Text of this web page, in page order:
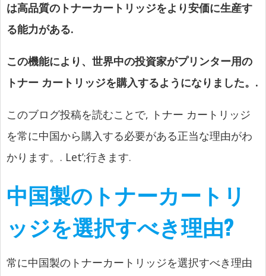
は高品質のトナーカートリッジをより安価に生産す
る能力がある.
この機能により、世界中の投資家がプリンター用の
トナー カートリッジを購入するようになりました。.
このブログ投稿を読むことで, トナー カートリッジ
を常に中国から購入する必要がある正当な理由がわ
かります。. Let’;行きます.
中国製のトナーカートリ
ッジを選択すべき理由?
常に中国製のトナーカートリッジを選択すべき理由